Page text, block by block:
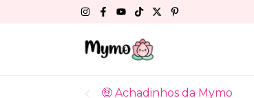
🤑 Achadinhos da Mymo